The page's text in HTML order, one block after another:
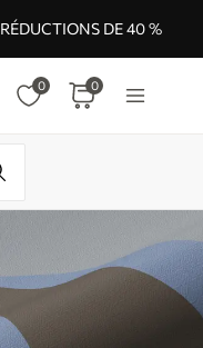
RÉDUCTIONS DE 40 %
0 0